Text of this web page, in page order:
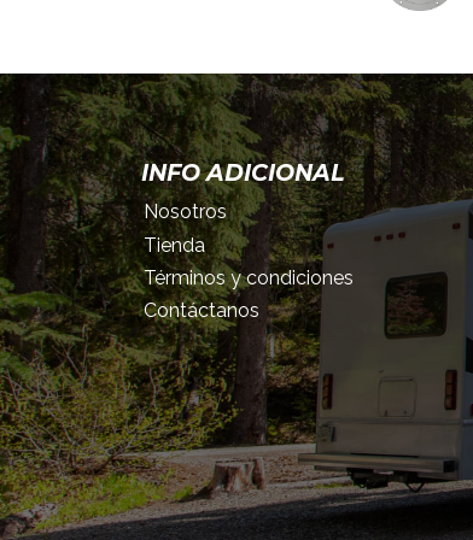
INFO ADICIONAL
Nosotros
Tienda
Términos y condiciones
Contáctanos